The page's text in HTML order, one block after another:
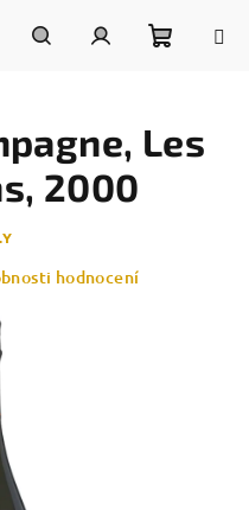
košík
Les
2000
hodnocení